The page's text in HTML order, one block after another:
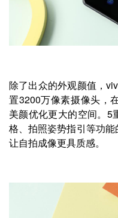
除了出众的外观颜值，
置3200万像素摄像头，
美颜优化更大的空间。5
格、拍照姿势指引等功
让自拍成像更具质感。